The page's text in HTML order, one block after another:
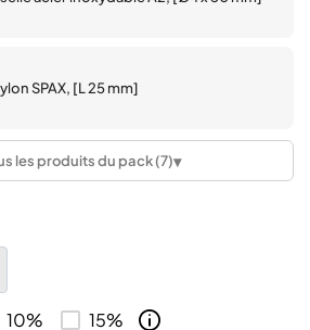
SPAX, [L 25 mm]
Pince à plexiglass pour poteau 40x40
Support orientable de main-
mm
les produits du pack (7)▾
10% 15%